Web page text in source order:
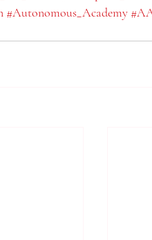
#Autonomous_Academy